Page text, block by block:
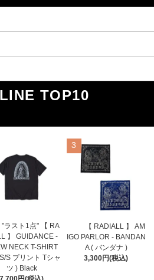
TOP10
"ラスト1点" 【 RA
】 GUIDANCE -
NECK T-SHIRT
S プリント Tシャ
ツ ) Black
3
【 RADIALL 】 AM
IGO PARLOR - BANDAN
A ( バンダナ )
3,300円(税込)